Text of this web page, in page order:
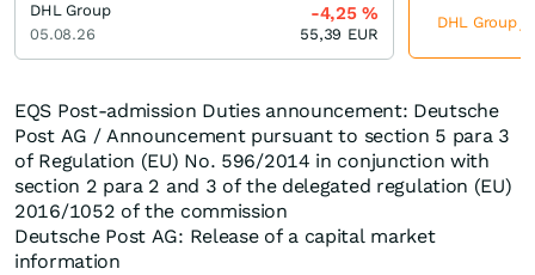
EQS Post-admission Duties announcement: Deutsche
Post AG / Announcement pursuant to section 5 para 3
of Regulation (EU) No. 596/2014 in conjunction with
section 2 para 2 and 3 of the delegated regulation (EU)
2016/1052 of the commission
Deutsche Post AG: Release of a capital market
information
DHL Group
05.08.26
-4,25%
55,39 EUR
DHL Group